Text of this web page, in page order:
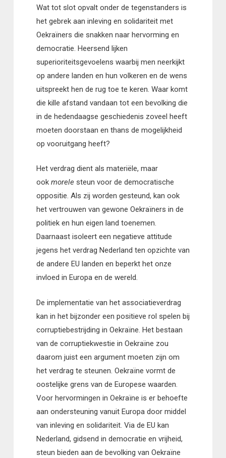
Wat tot slot opvalt onder de tegenstanders is
het gebrek aan inleving en solidariteit met
Oekraïners die snakken naar hervorming en
democratie. Heersend lijken
superioriteitsgevoelens waarbij men neerkijkt
op andere landen en hun volkeren en de wens
uitspreekt hen de rug toe te keren. Waar komt
die kille afstand vandaan tot een bevolking die
in de hedendaagse geschiedenis zoveel heeft
moeten doorstaan en thans de mogelijkheid
op vooruitgang heeft?
Het verdrag dient als materiële, maar
ook morelesteun voor de democratische
oppositie. Als zij worden gesteund, kan ook
het vertrouwen van gewone Oekraïners in de
politiek en hun eigen land toenemen.
Daarnaast isoleert een negatieve attitude
jegens het verdrag Nederland ten opzichte van
de andere EU landen en beperkt het onze
invloed in Europa en de wereld.
De implementatie van het associatieverdrag
kan in het bijzonder een positieve rol spelen bij
corruptiebestrijding in Oekraïne. Het bestaan
van de corruptiekwestie in Oekraïne zou
daarom juist een argument moeten zijn om
het verdrag te steunen. Oekraïne vormt de
oostelijke grens van de Europese waarden.
Voor hervormingen in Oekraïne is er behoefte
aan ondersteuning vanuit Europa door middel
van inleving en solidariteit. Via de EU kan
Nederland, gidsend in democratie en vrijheid,
steun bieden aan de bevolking van Oekraïne